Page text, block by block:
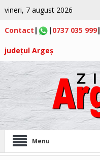
vineri, 7 august 2026
Contact | | 0737 035 999|
județul Argeș
Menu